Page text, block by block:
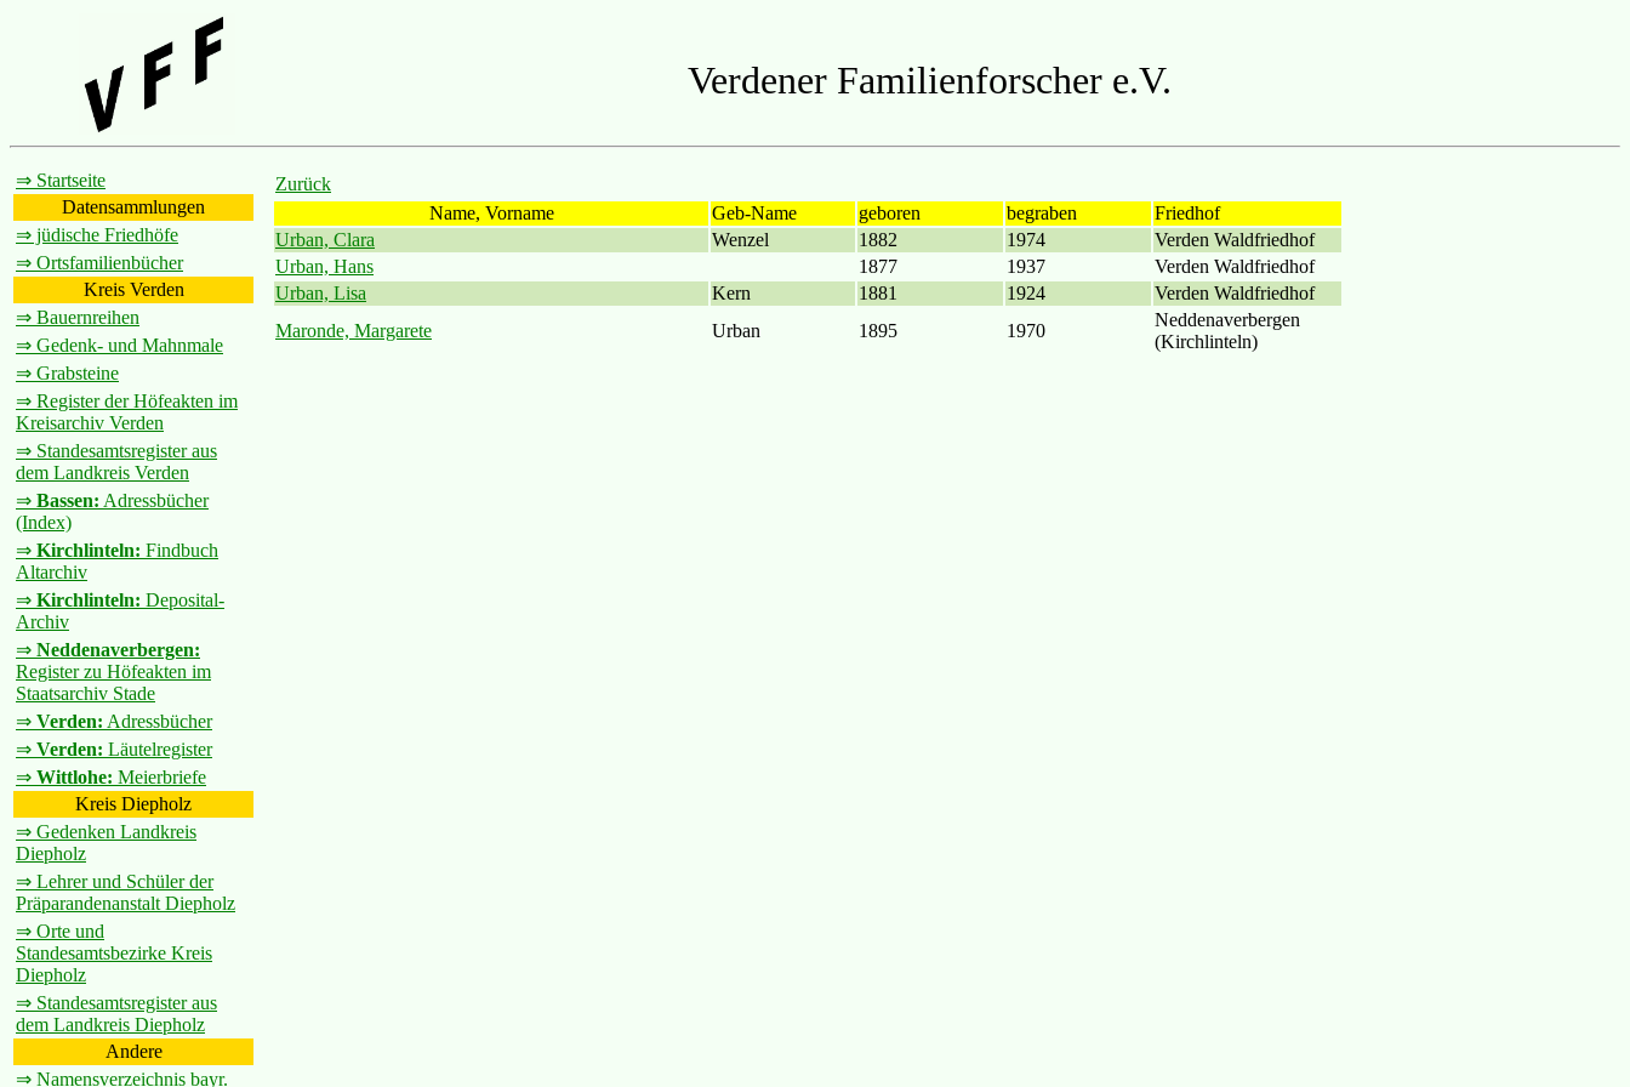
Verdener Familienforscher e.V.
⇒ Startseite
Datensammlungen
⇒ jüdische Friedhöfe
⇒ Ortsfamilienbücher
Kreis Verden
⇒ Bauernreihen
⇒ Gedenk- und Mahnmale
⇒ Grabsteine
⇒ Register der Höfeakten im
Kreisarchiv Verden
⇒ Standesamtsregister aus
dem Landkreis Verden
⇒ Bassen: Adressbücher
(Index)
⇒ Kirchlinteln: Findbuch
Altarchiv
⇒ Kirchlinteln: Deposital-
Archiv
⇒ Neddenaverbergen:
Register zu Höfeakten im
Staatsarchiv Stade
⇒ Verden: Adressbücher
⇒ Verden: Läutelregister
⇒ Wittlohe: Meierbriefe
Kreis Diepholz
⇒ Gedenken Landkreis
Diepholz
⇒ Lehrer und Schüler der
Präparandenanstalt Diepholz
⇒ Orte und
Standesamtsbezirke Kreis
Diepholz
⇒ Standesamtsregister aus
dem Landkreis Diepholz
Andere
⇒ Namensverzeichnis bayr.
Zurück
Name, Vorname
Geb-Name geboren begraben
Friedhof
Urban, Clara
Wenzel 1882 1974
Verden Waldfriedhof
Urban, Hans
1877 1937
Verden Waldfriedhof
Urban, Lisa
Kern 1881 1924
Verden Waldfriedhof
Maronde, Margarete
Urban 1895 1970
Neddenaverbergen
(Kirchlinteln)